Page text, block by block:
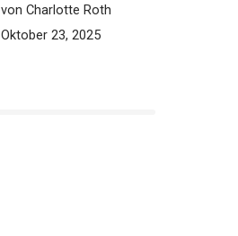
von Charlotte Roth
Oktober 23, 2025